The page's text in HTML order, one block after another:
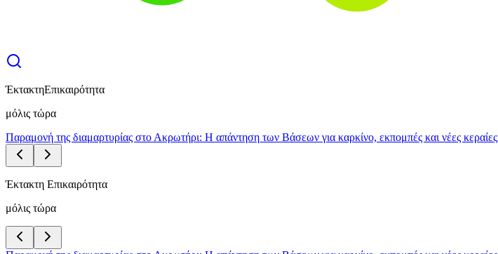
ΈκτακτηΕπικαιρότητα
μόλις τώρα
Παραμονή της διαμαρτυρίας στο Ακρωτήρι: Η απάντηση των Βάσεων για καρκίνο, εκπομπές και νέες κεραίες
Έκτακτη Επικαιρότητα
μόλις τώρα